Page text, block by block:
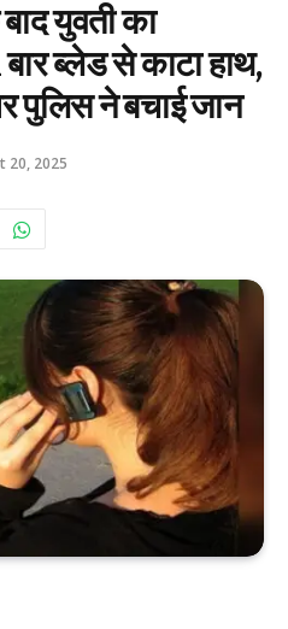
युवती का
ब्लेड से काटा हाथ,
पुलिस ने बचाई जान
20, 2025